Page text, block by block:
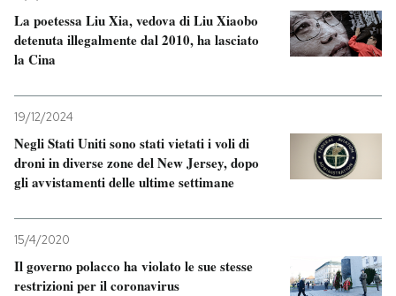
La poetessa Liu Xia, vedova di Liu Xiaobo
detenuta illegalmente dal 2010, ha lasciato
la Cina
19/12/2024
Negli Stati Uniti sono stati vietati i voli di
droni in diverse zone del New Jersey, dopo
gli avvistamenti delle ultime settimane
15/4/2020
Il governo polacco ha violato le sue stesse
restrizioni per il coronavirus